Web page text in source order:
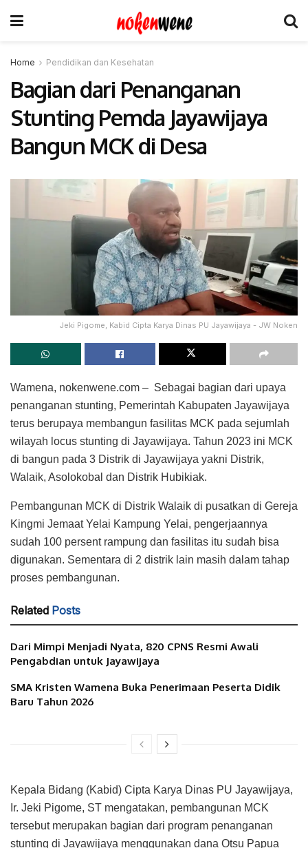
Home Pendidikan dan Kesehatan
Bagian dari Penanganan
Stunting Pemda Jayawijaya
Bangun MCK di Desa
Jeki Pigome, Kabid Cipta Karya Dinas PU Jayawijaya - JW Noken
Wamena, nokenwene.com – Sebagai bagian dari upaya
penanganan stunting, Pemerintah Kabupaten Jayawijaya
terus berupaya membangun fasilitas MCK pada sejumlah
wilayah locus stunting di Jayawijaya. Tahun 2023 ini MCK
di bangun pada 3 Distrik di Jayawijaya yakni Distrik,
Walaik, Asolokobal dan Distrik Hubikiak.
Pembangunan MCK di Distrik Walaik di pusatkan di Gereja
Kingmi Jemaat Yelai Kampung Yelai, pengerjaannya
sudah 100 persent rampung dan fasilitas itu sudah bisa
digunakan. Sementara di 2 distrik lain masih dalam tahap
proses pembangunan.
Related Posts
Dari Mimpi Menjadi Nyata, 820 CPNS Resmi Awali
Pengabdian untuk Jayawijaya
SMA Kristen Wamena Buka Penerimaan Peserta Didik
Baru Tahun 2026
Kepala Bidang (Kabid) Cipta Karya Dinas PU Jayawijaya,
Ir. Jeki Pigome, ST mengatakan, pembangunan MCK
tersebut merupakan bagian dari program penanganan
stunting di Jayawijaya menggunakan dana Otsu Papua